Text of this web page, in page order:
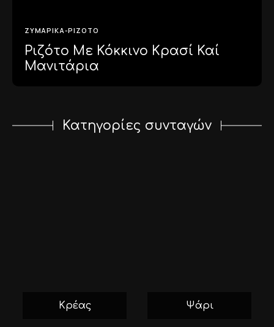
ΖΥΜΑΡΙΚΆ-ΡΙΖΌΤΟ
Ριζότο Με Κόκκινο Κρασί Καί
Μανιτάρια
Κατηγορίες συνταγών
Κρέας Ψάρι